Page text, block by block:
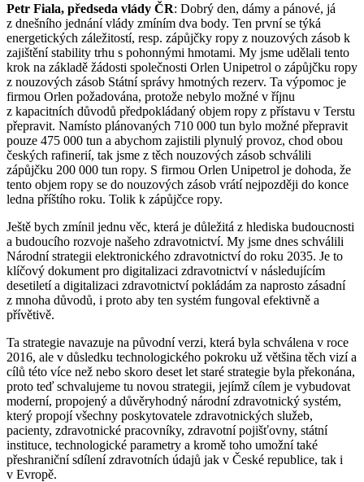
Petr Fiala, předseda vlády ČR: Dobrý den, dámy a pánové, já
z dnešního jednání vlády zmíním dva body. Ten první se týká
energetických záležitostí, resp. zápůjčky ropy z nouzových zásob k
zajištění stability trhu s pohonnými hmotami. My jsme udělali tento
krok na základě žádosti společnosti Orlen Unipetrol o zápůjčku ropy
z nouzových zásob Státní správy hmotných rezerv. Ta výpomoc je
firmou Orlen požadována, protože nebylo možné v říjnu
z kapacitních důvodů předpokládaný objem ropy z přístavu v Terstu
přepravit. Namísto plánovaných 710 000 tun bylo možné přepravit
pouze 475 000 tun a abychom zajistili plynulý provoz, chod obou
českých rafinerií, tak jsme z těch nouzových zásob schválili
zápůjčku 200 000 tun ropy. S firmou Orlen Unipetrol je dohoda, že
tento objem ropy se do nouzových zásob vrátí nejpozději do konce
ledna příštího roku. Tolik k zápůjčce ropy.
Ještě bych zmínil jednu věc, která je důležitá z hlediska budoucnosti
a budoucího rozvoje našeho zdravotnictví. My jsme dnes schválili
Národní strategii elektronického zdravotnictví do roku 2035. Je to
klíčový dokument pro digitalizaci zdravotnictví v následujícím
desetiletí a digitalizaci zdravotnictví pokládám za naprosto zásadní
z mnoha důvodů, i proto aby ten systém fungoval efektivně a
přívětivě.
Ta strategie navazuje na původní verzi, která byla schválena v roce
2016, ale v důsledku technologického pokroku už většina těch vizí a
cílů této více než nebo skoro deset let staré strategie byla překonána,
proto teď schvalujeme tu novou strategii, jejímž cílem je vybudovat
moderní, propojený a důvěryhodný národní zdravotnický systém,
který propojí všechny poskytovatele zdravotnických služeb,
pacienty, zdravotnické pracovníky, zdravotní pojišťovny, státní
instituce, technologické parametry a kromě toho umožní také
přeshraniční sdílení zdravotních údajů jak v České republice, tak i
v Evropě.